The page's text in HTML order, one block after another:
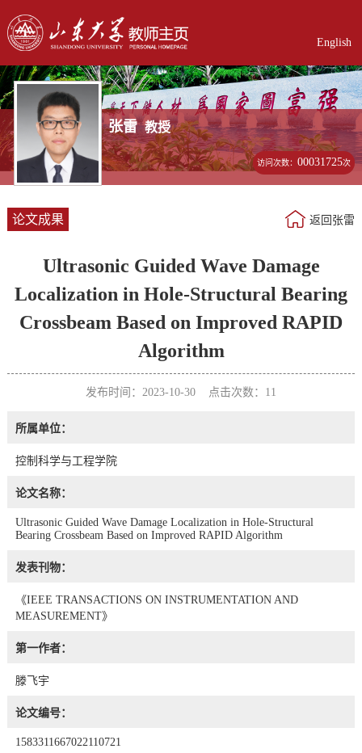
English
张雷 教授
访问次数：00031725次
论文成果 返回张雷
Ultrasonic Guided Wave Damage
Localization in Hole-Structural Bearing
Crossbeam Based on Improved RAPID
Algorithm
发布时间：2023-10-30 点击次数： 11
所属单位：
控制科学与工程学院
论文名称：
Ultrasonic Guided Wave Damage Localization in Hole-Structural
Bearing Crossbeam Based on Improved RAPID Algorithm
发表刊物：
《IEEE TRANSACTIONS ON INSTRUMENTATION AND
MEASUREMENT》
第一作者：
滕飞宇
论文编号：
1583311667022110721